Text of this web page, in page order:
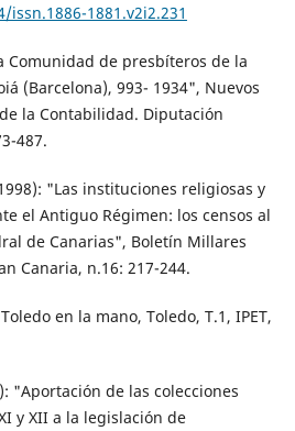
1881.v2i2.231
Comunidad de presbíteros de la
(Barcelona), 993- 1934", Nuevos
la Contabilidad. Diputación
487.
"Las instituciones religiosas y
el Antiguo Régimen: los censos al
de Canarias", Boletín Millares
Canaria, n.16: 217-244.
en la mano, Toledo, T.1, IPET,
"Aportación de las colecciones
y XII a la legislación de